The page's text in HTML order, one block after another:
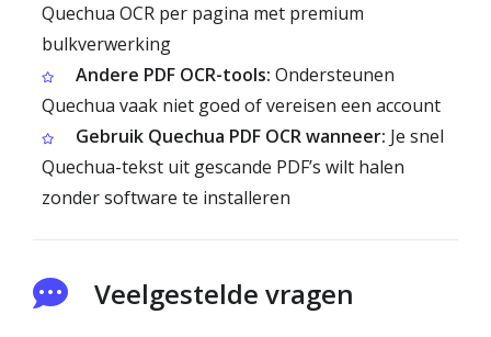
Quechua OCR per pagina met premium
bulkverwerking
Andere PDF OCR-tools: Ondersteunen
Quechua vaak niet goed of vereisen een account
Gebruik Quechua PDF OCR wanneer: Je snel
Quechua-tekst uit gescande PDF’s wilt halen
zonder software te installeren
Veelgestelde vragen